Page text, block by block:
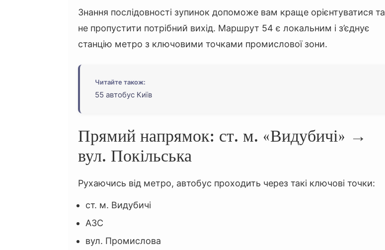
Знання послідовності зупинок допоможе вам краще орієнтуватися та
не пропустити потрібний вихід. Маршрут 54 є локальним і з’єднує
станцію метро з ключовими точками промислової зони.
Читайте також:
55 автобус Київ
Прямий напрямок: ст. м. «Видубичі» →
вул. Покільська
Рухаючись від метро, автобус проходить через такі ключові точки:
ст. м. Видубичі
АЗС
вул. Промислова